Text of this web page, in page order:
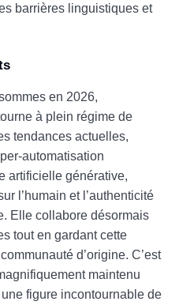
barrières linguistiques et
en 2026,
à plein régime de
tendances actuelles,
automatisation
artificielle générative,
l’humain et l’authenticité
Elle collabore désormais
tout en gardant cette
d’origine. C’est
maintenu
figure incontournable de